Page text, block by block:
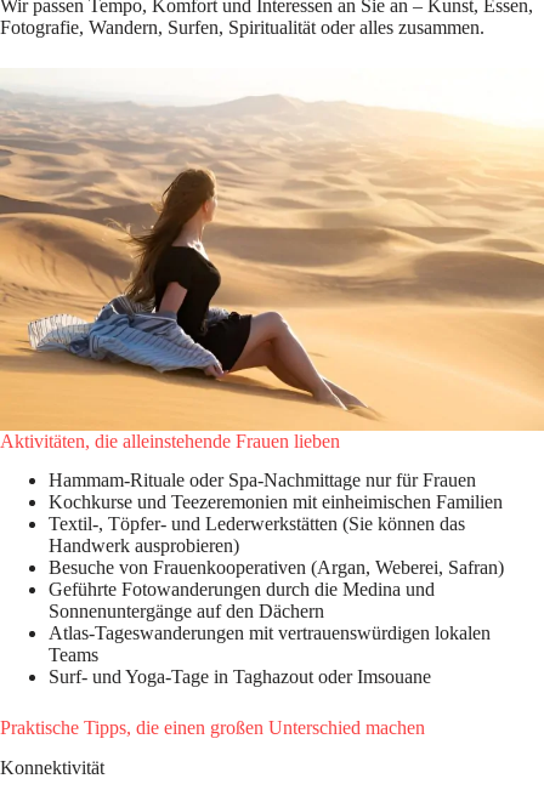
Wir passen Tempo, Komfort und Interessen an Sie an – Kunst, Essen,
Fotografie, Wandern, Surfen, Spiritualität oder alles zusammen.
Aktivitäten, die alleinstehende Frauen lieben
Hammam-Rituale oder Spa-Nachmittage nur für Frauen
Kochkurse und Teezeremonien mit einheimischen Familien
Textil-, Töpfer- und Lederwerkstätten (Sie können das
Handwerk ausprobieren)
Besuche von Frauenkooperativen (Argan, Weberei, Safran)
Geführte Fotowanderungen durch die Medina und
Sonnenuntergänge auf den Dächern
Atlas-Tageswanderungen mit vertrauenswürdigen lokalen
Teams
Surf- und Yoga-Tage in Taghazout oder Imsouane
Praktische Tipps, die einen großen Unterschied machen
Konnektivität